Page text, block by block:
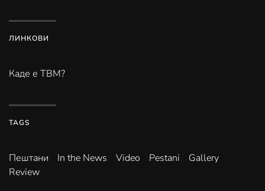
ЛИНКОВИ
Каде е ТВМ?
TAGS
Пештани In the News Video Pestani
Gallery
Review